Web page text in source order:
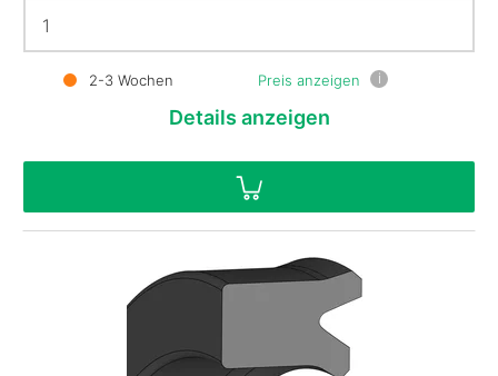
Preis anzeigen i
2-3 Wochen
Details anzeigen